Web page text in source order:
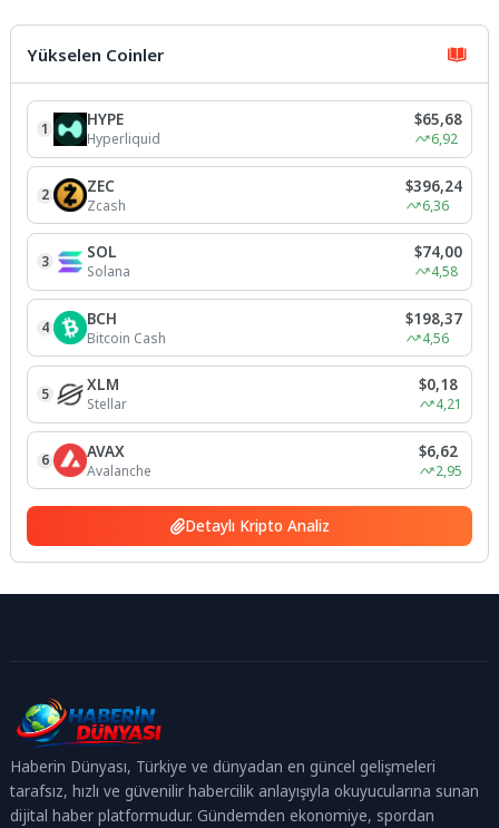
Belediyesi, yol ve kaldırımlarda
kullanılan...
Yükselen Coinler
1 HYPE
Hyperliquid
$65,68
6,92
2 ZEC
Zcash
$396,24
6,36
3 SOL
Solana
$74,00
4,58
4 BCH
Bitcoin Cash
$198,37
4,56
5 XLM
Stellar
$0,18
4,21
6 AVAX
Avalanche
$6,62
2,95
Detaylı Kripto Analiz
Haberin Dünyası, Türkiye ve dünyadan en güncel gelişmeleri
tarafsız, hızlı ve güvenilir habercilik anlayışıyla okuyucularına sunan
dijital haber platformudur. Gündemden ekonomiye, spordan